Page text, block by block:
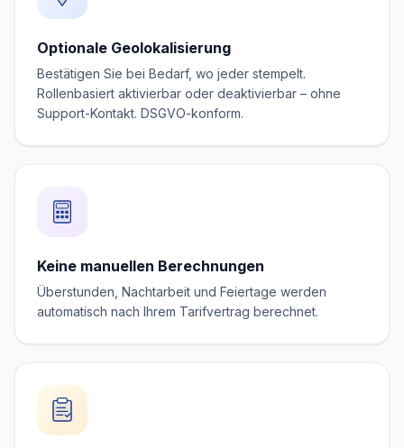
Optionale Geolokalisierung
Bestätigen Sie bei Bedarf, wo jeder stempelt.
Rollenbasiert aktivierbar oder deaktivierbar – ohne
Support-Kontakt. DSGVO-konform.
Keine manuellen Berechnungen
Überstunden, Nachtarbeit und Feiertage werden
automatisch nach Ihrem Tarifvertrag berechnet.